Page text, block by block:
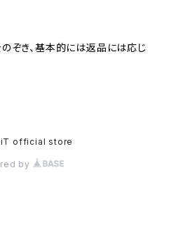
ぞき、基本的には返品には応じ
official store
by